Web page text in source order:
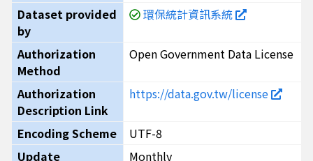
Dataset provided
by
環保統計資訊系統
Authorization
Method
Open Government Data License
Authorization
Description Link
https://data.gov.tw/license
Encoding Scheme
UTF-8
Update
Monthly